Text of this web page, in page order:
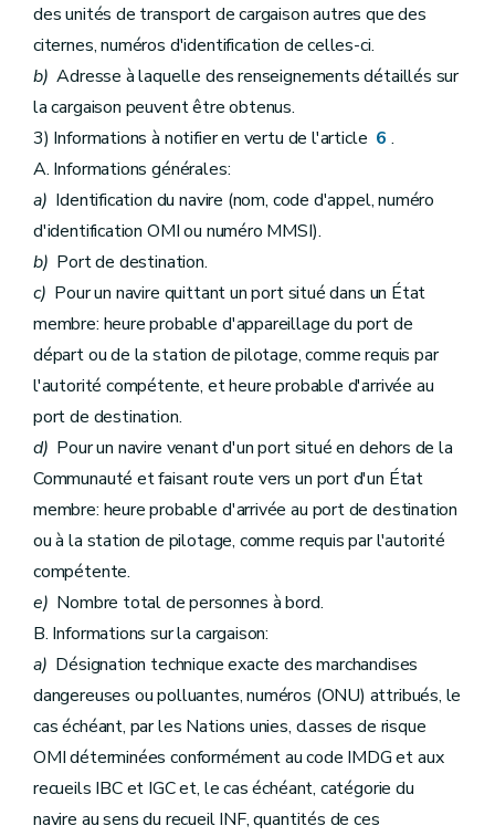
des unités de transport de cargaison autres que des
citernes, numéros d'identification de celles-ci.
b) Adresse à laquelle des renseignements détaillés sur
la cargaison peuvent être obtenus.
3) Informations à notifier en vertu de l'article 6 .
A. Informations générales:
a) Identification du navire (nom, code d'appel, numéro
d'identification OMI ou numéro MMSI).
b) Port de destination.
c) Pour un navire quittant un port situé dans un État
membre: heure probable d'appareillage du port de
départ ou de la station de pilotage, comme requis par
l'autorité compétente, et heure probable d'arrivée au
port de destination.
d) Pour un navire venant d'un port situé en dehors de la
Communauté et faisant route vers un port d'un État
membre: heure probable d'arrivée au port de destination
ou à la station de pilotage, comme requis par l'autorité
compétente.
e) Nombre total de personnes à bord.
B. Informations sur la cargaison:
a) Désignation technique exacte des marchandises
dangereuses ou polluantes, numéros (ONU) attribués, le
cas échéant, par les Nations unies, classes de risque
OMI déterminées conformément au code IMDG et aux
recueils IBC et IGC et, le cas échéant, catégorie du
navire au sens du recueil INF, quantités de ces